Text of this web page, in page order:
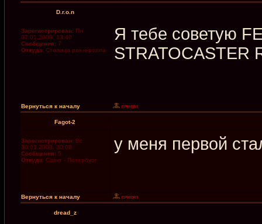
D.r.o.n
Зарегистрирован: Пн
07.01.2008, 13:40
Сообщения: 7
Откуда: Столица рок-н-ролла
Я тебе советую
STRATOCASTER
Вернуться к началу
Fagot-2
Зарегистрирован: Вс
30.03.2008, 20:08
Сообщения: 5
Откуда: Санкт - Петербург
у меня первой
Вернуться к началу
dread_z